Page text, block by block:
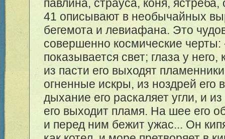
павлина, страуса, коня,
41 описывают в необычайных
бегемота и левиафана. Это
совершенно космические черты:
показывается свет; глаза у
из пасти его выходят
огненные искры, из ноздрей его
дыхание его раскаляет угли, и из
его выходит пламя. На шее его
и перед ним бежит ужас... Он